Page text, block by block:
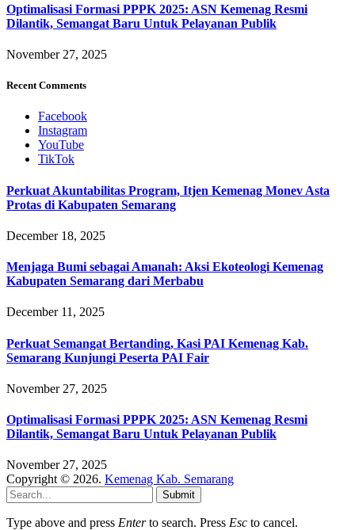
Optimalisasi Formasi PPPK 2025: ASN Kemenag Resmi
Dilantik, Semangat Baru Untuk Pelayanan Publik
November 27, 2025
Recent Comments
Facebook
Instagram
YouTube
TikTok
Perkuat Akuntabilitas Program, Itjen Kemenag Monev Asta
Protas di Kabupaten Semarang
December 18, 2025
Menjaga Bumi sebagai Amanah: Aksi Ekoteologi Kemenag
Kabupaten Semarang dari Merbabu
December 11, 2025
Perkuat Semangat Bertanding, Kasi PAI Kemenag Kab.
Semarang Kunjungi Peserta PAI Fair
November 27, 2025
Optimalisasi Formasi PPPK 2025: ASN Kemenag Resmi
Dilantik, Semangat Baru Untuk Pelayanan Publik
November 27, 2025
Copyright © 2026. Kemenag Kab. Semarang
Submit
Type above and press Enterto search. Press Esc to cancel.